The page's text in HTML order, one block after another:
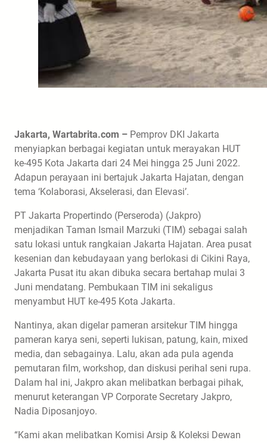
Jakarta, Wartabrita.com – Pemprov DKI Jakarta
menyiapkan berbagai kegiatan untuk merayakan HUT
ke-495 Kota Jakarta dari 24 Mei hingga 25 Juni 2022.
Adapun perayaan ini bertajuk Jakarta Hajatan, dengan
tema ‘Kolaborasi, Akselerasi, dan Elevasi’.
PT Jakarta Propertindo (Perseroda) (Jakpro)
menjadikan Taman Ismail Marzuki (TIM) sebagai salah
satu lokasi untuk rangkaian Jakarta Hajatan. Area pusat
kesenian dan kebudayaan yang berlokasi di Cikini Raya,
Jakarta Pusat itu akan dibuka secara bertahap mulai 3
Juni mendatang. Pembukaan TIM ini sekaligus
menyambut HUT ke-495 Kota Jakarta.
Nantinya, akan digelar pameran arsitekur TIM hingga
pameran karya seni, seperti lukisan, patung, kain, mixed
media, dan sebagainya. Lalu, akan ada pula agenda
pemutaran film, workshop, dan diskusi perihal seni rupa.
Dalam hal ini, Jakpro akan melibatkan berbagai pihak,
menurut keterangan VP Corporate Secretary Jakpro,
Nadia Diposanjoyo.
“Kami akan melibatkan Komisi Arsip & Koleksi Dewan